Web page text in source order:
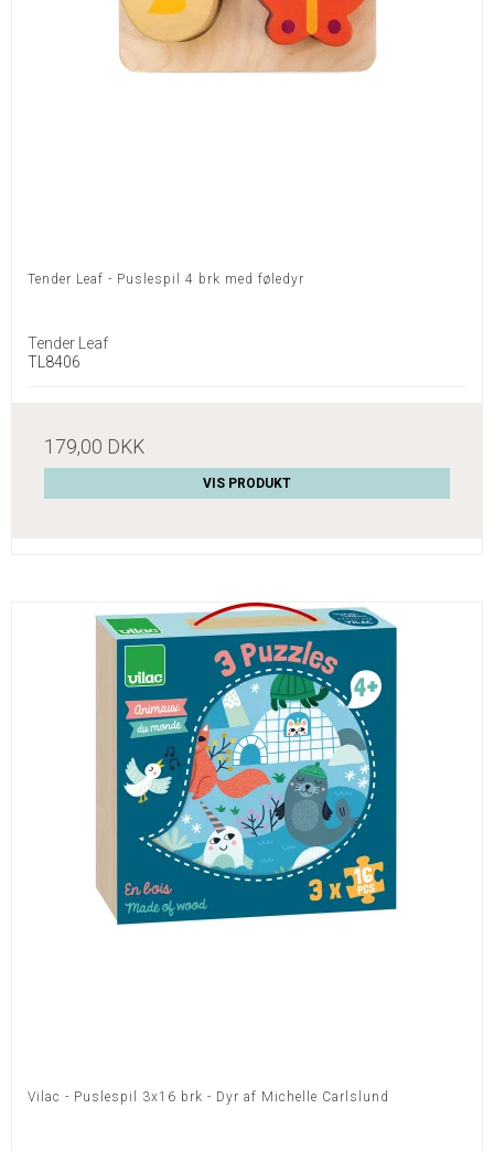
Tender Leaf - Puslespil 4 brk med føledyr
Tender Leaf
TL8406
179,00 DKK
VIS PRODUKT
Vilac - Puslespil 3x16 brk - Dyr af Michelle Carlslund